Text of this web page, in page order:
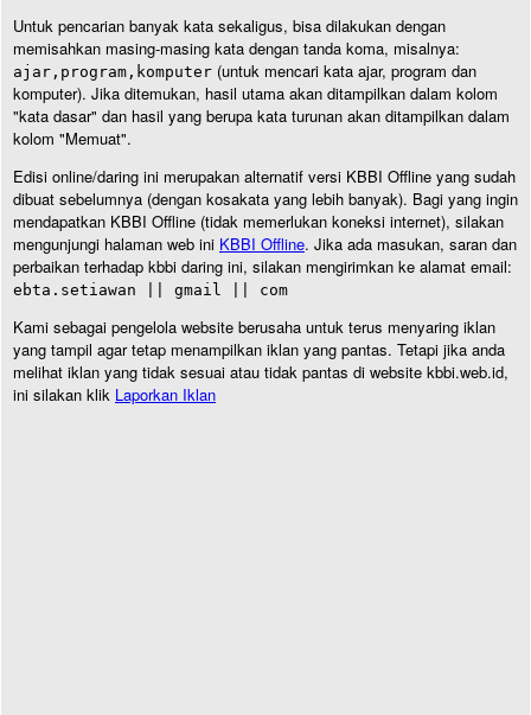
Untuk pencarian banyak kata sekaligus, bisa dilakukan dengan
memisahkan masing-masing kata dengan tanda koma, misalnya:
ajar,program,komputer (untuk mencari kata ajar, program dan
komputer). Jika ditemukan, hasil utama akan ditampilkan dalam kolom
"kata dasar" dan hasil yang berupa kata turunan akan ditampilkan dalam
kolom "Memuat".
Edisi online/daring ini merupakan alternatif versi KBBI Offline yang sudah
dibuat sebelumnya (dengan kosakata yang lebih banyak). Bagi yang ingin
mendapatkan KBBI Offline (tidak memerlukan koneksi internet), silakan
mengunjungi halaman web ini KBBI Offline. Jika ada masukan, saran dan
perbaikan terhadap kbbi daring ini, silakan mengirimkan ke alamat email:
ebta.setiawan || gmail || com
Kami sebagai pengelola website berusaha untuk terus menyaring iklan
yang tampil agar tetap menampilkan iklan yang pantas. Tetapi jika anda
melihat iklan yang tidak sesuai atau tidak pantas di website kbbi.web.id,
ini silakan klik Laporkan Iklan